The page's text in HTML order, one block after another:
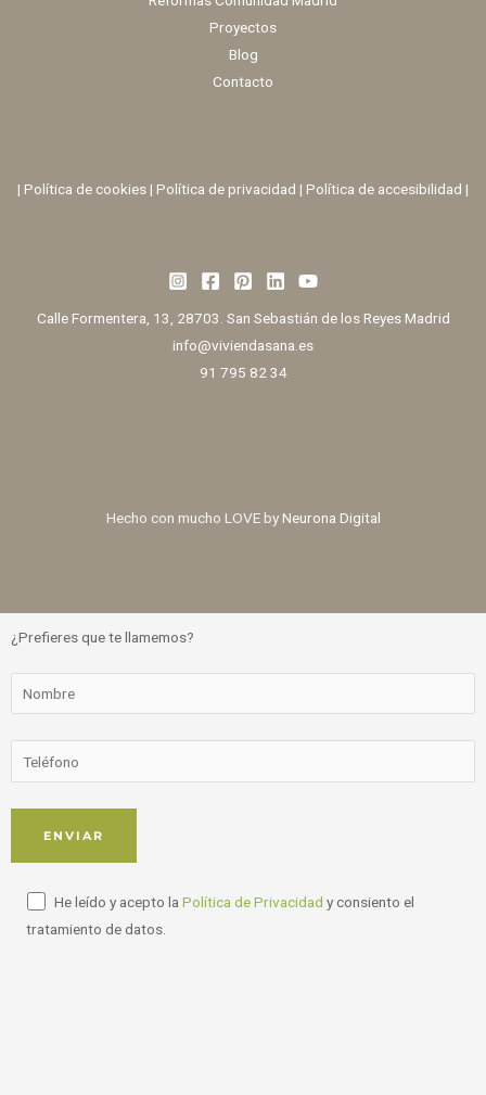
Proyectos
Blog
Contacto
| Política de cookies| Política de privacidad | Política de accesibilidad |
Calle Formentera, 13, 28703. San Sebastián de los Reyes Madrid
info@viviendasana.es
91 795 82 34
Hecho con mucho LOVE byNeurona Digital
¿Prefieres que te llamemos?
He leído y acepto la Política de Privacidad y consiento el
tratamiento de datos.